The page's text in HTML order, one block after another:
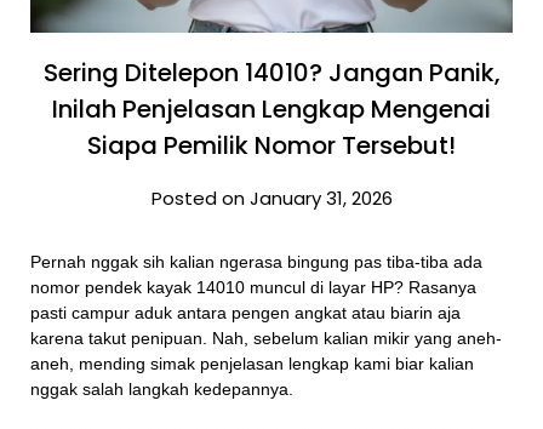
Sering Ditelepon 14010? Jangan Panik,
Inilah Penjelasan Lengkap Mengenai
Siapa Pemilik Nomor Tersebut!
Posted on January 31, 2026
Pernah nggak sih kalian ngerasa bingung pas tiba-tiba ada
nomor pendek kayak 14010 muncul di layar HP? Rasanya
pasti campur aduk antara pengen angkat atau biarin aja
karena takut penipuan. Nah, sebelum kalian mikir yang aneh-
aneh, mending simak penjelasan lengkap kami biar kalian
nggak salah langkah kedepannya.